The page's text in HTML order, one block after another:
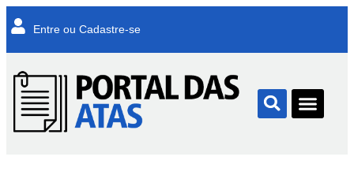
Entre ou Cadastre-se